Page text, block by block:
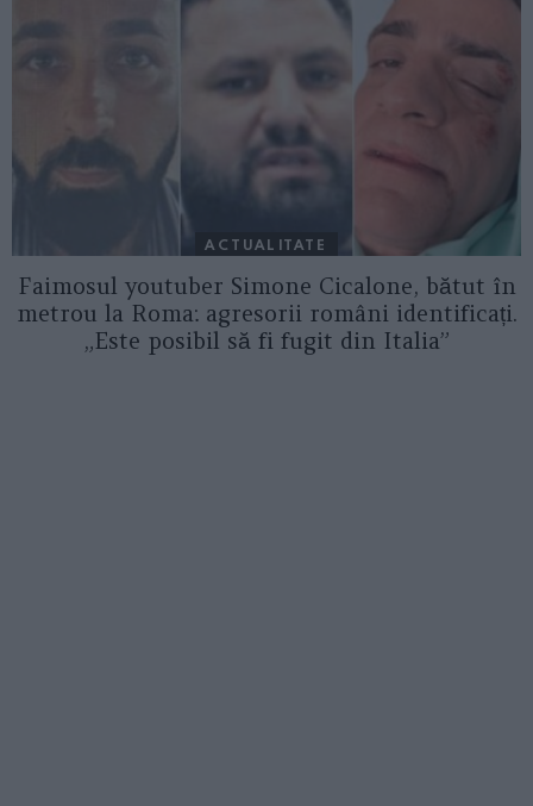
ACTUALITATE
Faimosul youtuber Simone Cicalone, bătut în
metrou la Roma: agresorii români identificați.
„Este posibil să fi fugit din Italia”